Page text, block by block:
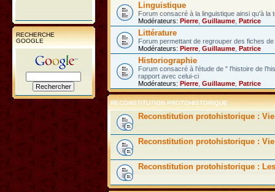
RECHERCHE
GOOGLE
Linguistique
Forum consacré à la linguistique ainsi qu'à la
Modérateurs: Pierre Guillaume Patrice
Littérature
Forum permettant de regrouper des fiches
Modérateurs: Pierre Guillaume Patrice
Historiographie
Forum consacré à l'étude de " l'histoire de
rapport avec celui-ci
Modérateurs: Pierre Guillaume Patrice
RECONSTITUTION PROTOHISTORIQUE
Reconstitution protohistorique :
Reconstitution protohistorique :
Reconstitution protohistorique :